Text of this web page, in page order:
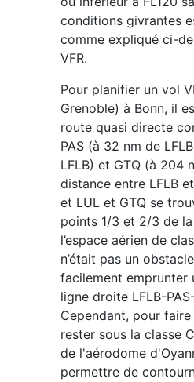
conditions givrantes
comme expliqué ci-
VFR.
Pour planifier un vol
Grenoble) à Bonn, il
route quasi directe
PAS (à 32 nm de
LFLB) et GTQ (à 204
distance entre LFLB
et LUL et GTQ se
points 1/3 et 2/3 de
l’espace aérien de
n’était pas un
facilement emprunter
ligne droite LFLB-
Cependant, pour
rester sous la classe
de l'aérodome
permettre de